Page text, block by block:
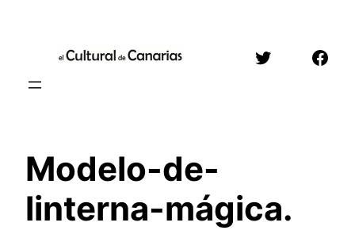
contenido
Twitter
Modelo-de-
linterna-mágica.